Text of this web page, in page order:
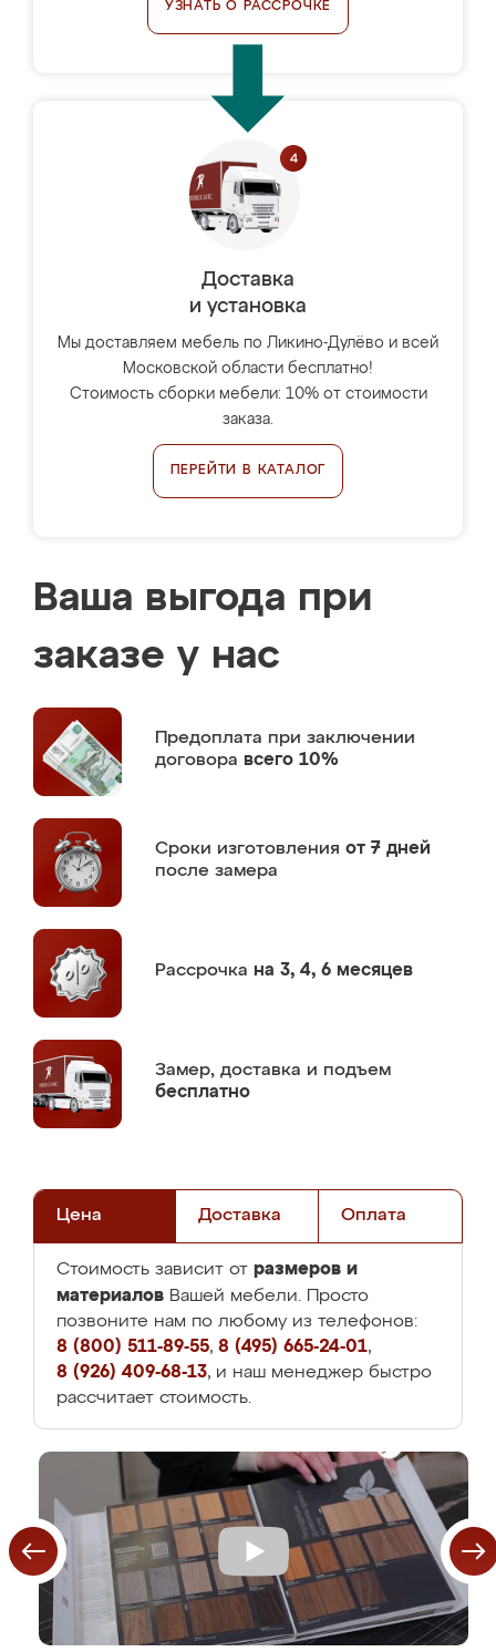
УЗНАТЬ О РАССРОЧКЕ
Доставка
и установка
Мы доставляем мебель по Ликино-Дулёво и всей
Московской области бесплатно!
Стоимость сборки мебели: 10% от стоимости
заказа.
ПЕРЕЙТИ В КАТАЛОГ
Ваша выгода при
заказе у нас
Предоплата при заключении
договора всего 10%
Сроки изготовления от 7 дней
после замера
Рассрочка на 3, 4, 6 месяцев
Замер, доставка и подъем
бесплатно
Цена Доставка Оплата
Стоимость зависит от размеров и
материалов Вашей мебели. Просто
позвоните нам по любому из телефонов:
8 (800) 511-89-55, 8 (495) 665-24-01,
8 (926) 409-68-13, и наш менеджер быстро
рассчитает стоимость.